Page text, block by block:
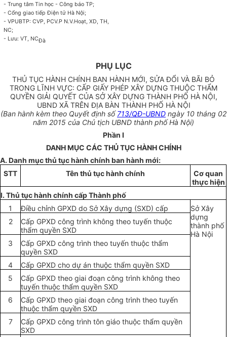
-Trung tâm Tin học - Công báo TP;
-Cổng giao tiếp Điện tử Hà Nội;
-VPUBTP: CVP, PCV.P N.V.Hoạt, XD, TH,
NC;
- Lưu: VT, NCĐà
PHỤ LỤC
THỦ TỤC HÀNH CHÍNH BAN HÀNH MỚI, SỬA ĐỔI VÀ BÃI BỎ
TRONG LĨNH VỰC: CẤP GIẤY PHÉP XÂY DỰNG THUỘC THẨM
QUYỀN GIẢI QUYẾT CỦA SỞ XÂY DỰNG THÀNH PHỐ HÀ NỘI,
UBND XÃ TRÊN ĐỊA BÀN THÀNH PHỐ HÀ NỘI
(Ban hành kèm theo Quyết định số713/QĐ-UBND ngày 10 tháng 02
năm 2015 của Chủ tịch UBND thành phố Hà Nội)
Phần I
DANH MỤC CÁC THỦ TỤC HÀNH CHÍNH
A. Danh mục thủ tục hành chính ban hành mới:
STT
Tên thủ tục hành chính
Cơ quan
thực hiện
I. Thủ tục hành chínhcấpThành phố
1
Điều chỉnh GPXD do Sở Xây dựng (SXD)cấp SởXây
dựng
thành phố
Hà Nội
2 Cấp GPXD công trình không theo tuyến thuộc
thẩm quyền SXD
3
Cấp GPXD công trình theotuyếnthuộcthẩm
quyền SXD
4
Cấp GPXD cho dự án thuộcthẩm quyền SXD
5
Cấp GPXD theo giai đoạn công trình không theo
tuyếnthuộcthẩm quyền SXD
6
Cấp GPXD theo giai đoạn công trình theo tuyến
thuộcthẩm quyền SXD
7
Cấp GPXDcông trình tôngiáothuộcthẩm quyền
SXD